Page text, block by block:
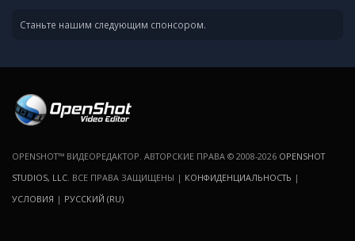
Станьте нашим следующим спонсором.
OPENSHOT™ ВИДЕОРЕДАКТОР. АВТОРСКИЕ ПРАВА © 2008-2026 OPENSHOT
STUDIOS, LLC . ВСЕ ПРАВА ЗАЩИЩЕНЫ | КОНФИДЕНЦИАЛЬНОСТЬ |
УСЛОВИЯ | РУССКИЙ (RU)